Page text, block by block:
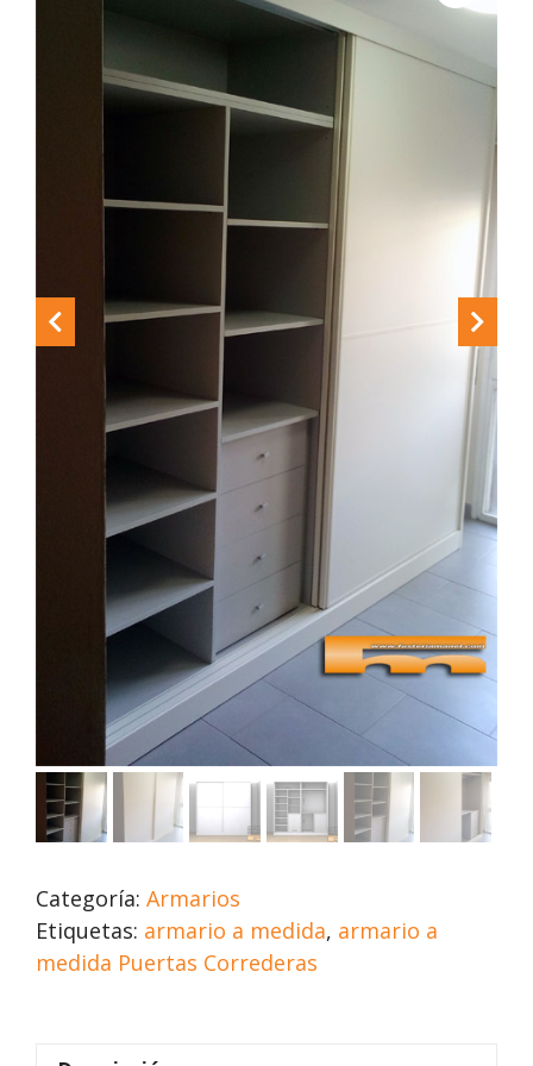
Categoría: Armarios
Etiquetas: armario a medida, armario a
medida Puertas Correderas